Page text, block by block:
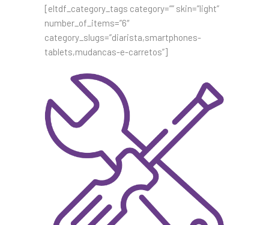
[eltdf_category_tags category=”” skin=”light”
number_of_items=”6″
category_slugs=”diarista,smartphones-
tablets,mudancas-e-carretos”]